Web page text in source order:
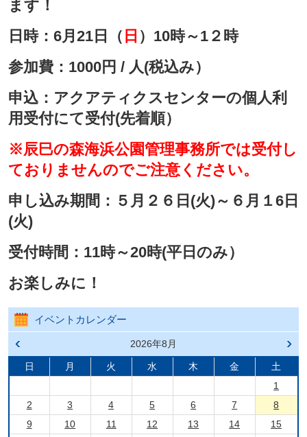
ます！
日時：6月21日（ 日 ）10時～1２時
参加費：1000円 / 人(税込み）
申込：アクアティクスセンターの個人利
用受付にて受付(先着順）
※辰巳の森海浜公園管理事務所では受付し
ておりませんのでご注意ください。
申し込み期間：５月２６日(火)～６月１6日
(火)
受付時間：11時～20時(平日のみ）
お楽しみに！
イベントカレンダー
前の
月へ
戻る
2026年8月
次の
月へ
進む
日 月 火 水 木 金
土
1
2
3 4 5 6 7
8
9
10 11 12 13 14
15